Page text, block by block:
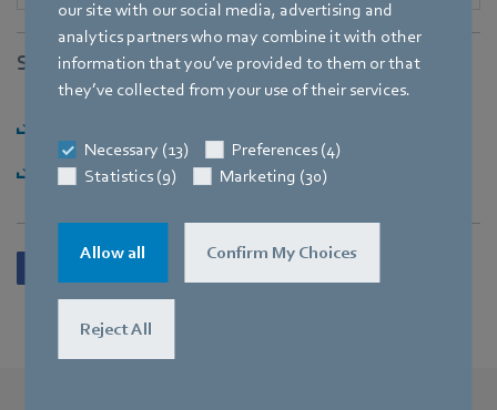
our site with our social media, advertising and
analytics partners who may combine it with other
information that you’ve provided to them or that
they’ve collected from your use of their services.
Necessary (13)
Preferences (4)
Statistics (9)
Marketing (30)
Allow all Confirm My Choices
Reject All
Stahování souborů
Stáhnout [ZIP] - 2,72MB